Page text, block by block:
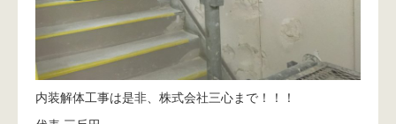
内装解体工事は是非、株式会社三心まで！！！